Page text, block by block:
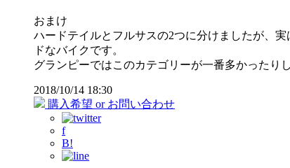
おまけ
ハードテイルとフルサスの2つに分けましたが、
ドなバイクです。
グランピーではこのカテゴリーが一番多かったり
2018/10/14 18:30
購入希望 or お問い合わせ
f
B!